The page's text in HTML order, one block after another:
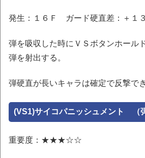
発生：１６Ｆ ガード硬直差：＋１
弾を吸収した時にＶＳボタンホール
弾を射出する。
弾硬直が長いキャラは確定で反撃で
(VS1)サイコパニッシュメント （
重要度：★★★☆☆